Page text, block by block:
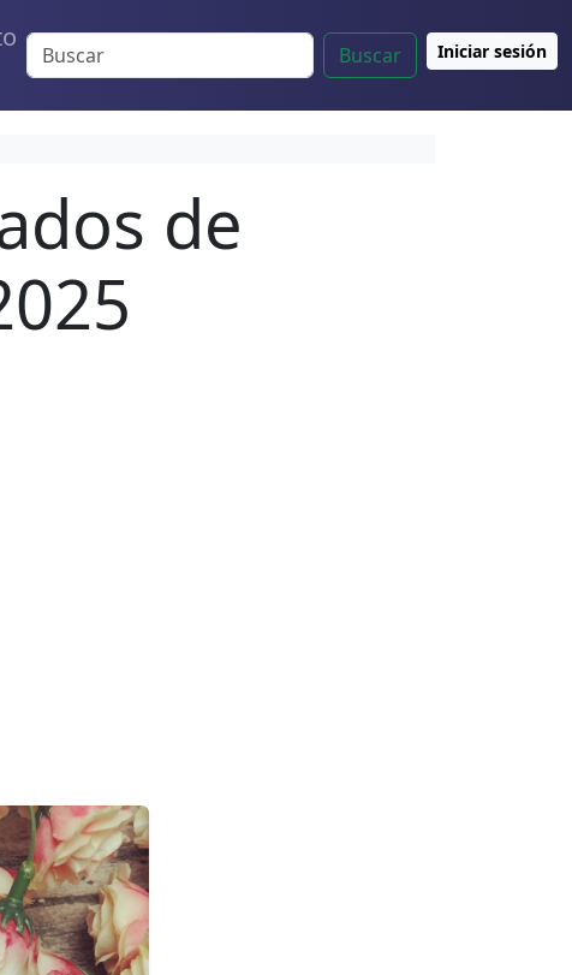
Buscar Iniciar sesión
de